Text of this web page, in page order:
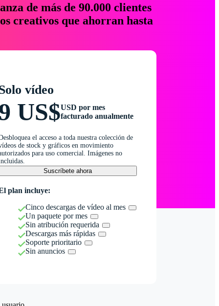
de más de 90.000 clientes
creativos que ahorran hasta
vídeo
US$USD por mes
facturado anualmente
el acceso a toda nuestra colección de
de stock y gráficos en movimiento
para uso comercial. Imágenes no
Suscríbete ahora
plan incluye:
Cinco descargas de vídeo al mes
Un paquete por mes
Sin atribución requerida
Descargas más rápidas
Soporte prioritario
Sin anuncios